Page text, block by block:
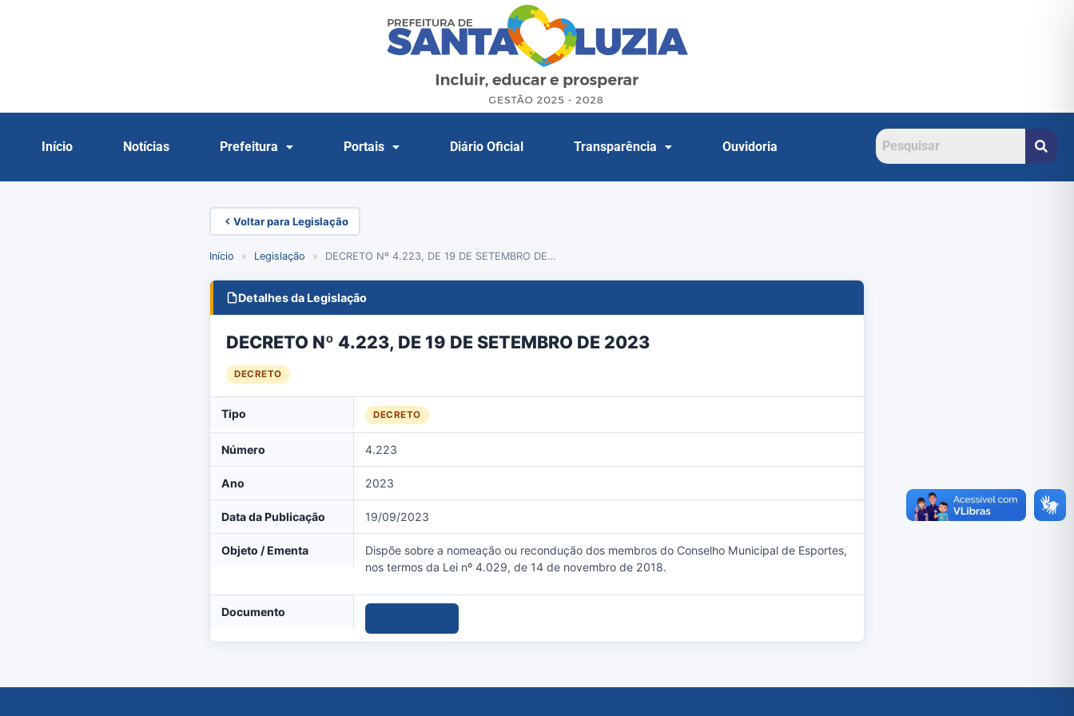
Início Notícias Prefeitura Portais Diário Oficial Transparência Ouvidoria
Voltar para Legislação
Início » Legislação » DECRETO Nº 4.223, DE 19 DE SETEMBRO DE…
Detalhes da Legislação
DECRETO Nº 4.223, DE 19 DE SETEMBRO DE 2023
DECRETO
Tipo DECRETO
Número 4.223
Ano 2023
Data da Publicação 19/09/2023
Objeto / Ementa
Dispõe sobre a nomeação ou recondução dos membros do Conselho Municipal de Esportes,
nos termos da Lei nº 4.029, de 14 de novembro de 2018.
Documento